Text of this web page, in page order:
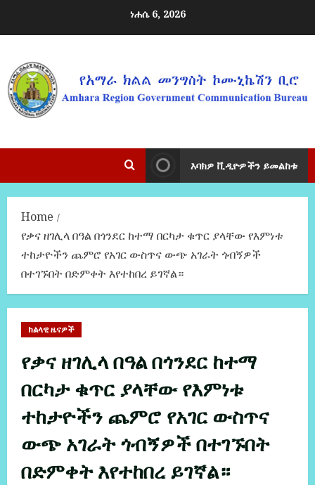
ነሐሴ 6, 2026
እባክዎ ቪዲዮዎችን ይመልከቱ
Home
የቃና ዘገሊላ በዓል በጎንደር ከተማ በርካታ ቁጥር ያላቸው የእምነቱ
ተከታዮችን ጨምሮ የአገር ውስጥና ውጭ አገራት ጎብኝዎች
በተገኙበት በድምቀት እየተከበረ ይገኛል።
ክልላዊ ዜናዎች
የቃና ዘገሊላ በዓል በጎንደር ከተማ
በርካታ ቁጥር ያላቸው የእምነቱ
ተከታዮችን ጨምሮ የአገር ውስጥና
ውጭ አገራት ጎብኝዎች በተገኙበት
በድምቀት እየተከበረ ይገኛል።